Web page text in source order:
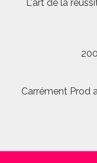
L'art de la
Carrément Prod